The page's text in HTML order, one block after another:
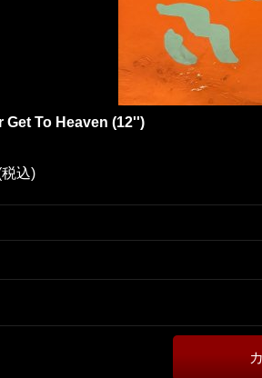
Get To Heaven (12'')
税込)